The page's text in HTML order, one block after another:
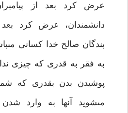
عرض كرد بعد از
دانشمندان، عرض كرد
بندگان صالح خدا كسانى
به فقر به قدرى كه چيزى
پوشيدن بدن بقدرى كه
مى‏شويد آنها به وارد